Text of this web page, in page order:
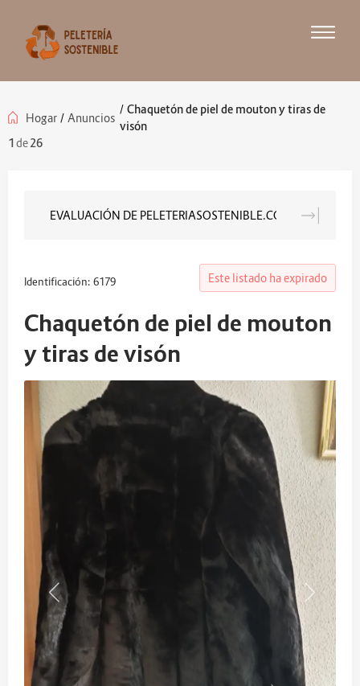
Hogar / Anuncios
/ Chaquetón de piel de mouton y tiras de
visón
1de26
EVALUACIÓN DE PELETERIASOSTENIBLE.COM
Identificación: 6179 Este listado ha expirado
Chaquetón de piel de mouton
y tiras de visón